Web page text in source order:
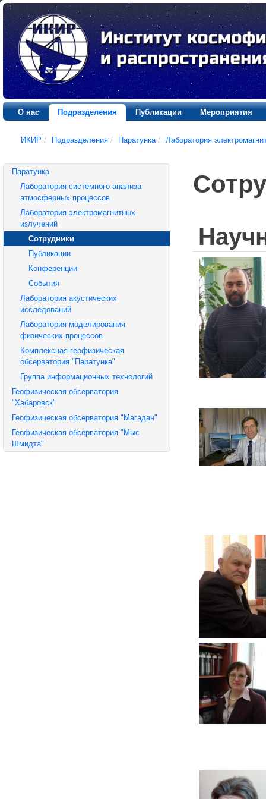
О нас Подразделения Публикации Мероприятия
ИКИР / Подразделения / Паратунка / Лаборатория
Паратунка
Лаборатория системного анализа
атмосферных процессов
Лаборатория электромагнитных
излучений
Сотрудники
Публикации
Конференции
События
Лаборатория акустических
исследований
Лаборатория моделирования
физических процессов
Комплексная геофизическая
обсерватория "Паратунка"
Группа информационных технологий
Геофизическая обсерватория
"Хабаровск"
Геофизическая обсерватория "Магадан"
Геофизическая обсерватория "Мыс
Шмидта"